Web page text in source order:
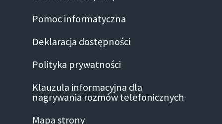
Pomoc informatyczna
Deklaracja dostępności
Polityka prywatności
Klauzula informacyjna dla
nagrywania rozmów telefonicznych
Mapa strony